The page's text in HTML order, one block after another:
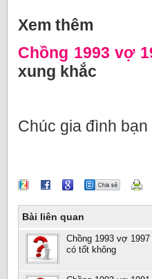
Xem thêm
Chồng 1993 vợ
xung khắc
Chúc gia đình
Bài liên quan
Chồng 1993 vợ
có tốt không